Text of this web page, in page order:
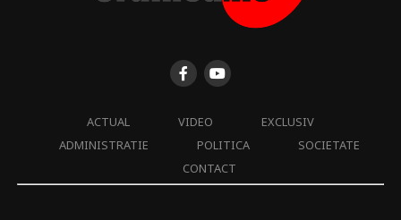
ACTUAL VIDEO
EXCLUSIV
ADMINISTRATIE
POLITICA
SOCIETATE
CONTACT